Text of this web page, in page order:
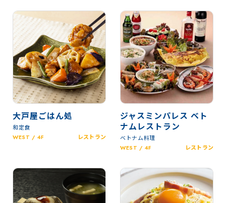
大戸屋ごはん処
和定食
WEST / 4F
レストラン
ジャスミンパレス ベト
ナムレストラン
ベトナム料理
WEST / 4F
レストラン